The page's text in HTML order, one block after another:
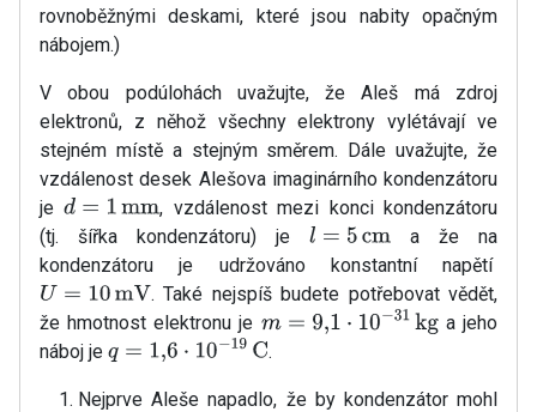
rovnoběžnými deskami, které jsou nabity opačným
nábojem.)
V obou podúlohách uvažujte, že Aleš má zdroj
elektronů, z něhož všechny elektrony vylétávají ve
stejném místě a stejným směrem. Dále uvažujte, že
vzdálenost desek Alešova imaginárního kondenzátoru
jed=1mm
, vzdálenost mezi konci kondenzátoru
(tj. šířka kondenzátoru) je l=5cm
a že na
kondenzátoru je udržováno konstantní napětí
U= 10 mV
. Také nejspíš budete potřebovat vědět,
že hmotnost elektronu je m= 9,1 ⋅10−31kg
a jeho
náboj je q =1, 6⋅10 − 19C .
Nejprve Aleše napadlo, že by kondenzátor mohl